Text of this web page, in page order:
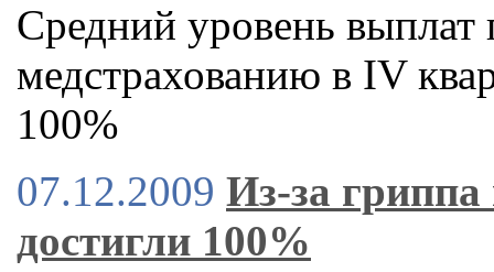
Средний уровень
медстрахованию в IV
100%
07.12.2009 Из-за
достигли 100%